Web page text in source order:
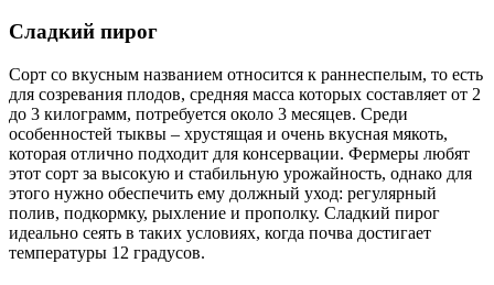
Сладкий пирог
Сорт со вкусным названием относится к раннеспелым, то есть
для созревания плодов, средняя масса которых составляет от 2
до 3 килограмм, потребуется около 3 месяцев. Среди
особенностей тыквы – хрустящая и очень вкусная мякоть,
которая отлично подходит для консервации. Фермеры любят
этот сорт за высокую и стабильную урожайность, однако для
этого нужно обеспечить ему должный уход: регулярный
полив, подкормку, рыхление и прополку. Сладкий пирог
идеально сеять в таких условиях, когда почва достигает
температуры 12 градусов.